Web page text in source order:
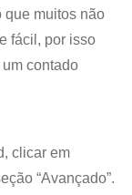
que muitos não
fácil, por isso
contado
clicar em
“Avançado”.